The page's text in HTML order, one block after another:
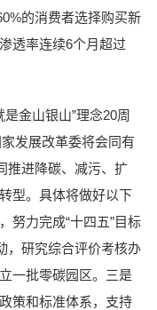
的消费者选择购买新
透率连续6个月超过
金山银山”理念20周
发展改革委将会同有
推进降碳、减污、扩
型。具体将做好以下
努力完成“十四五”目标
，研究综合评价考核办
一批零碳园区。三是
策和标准体系，支持